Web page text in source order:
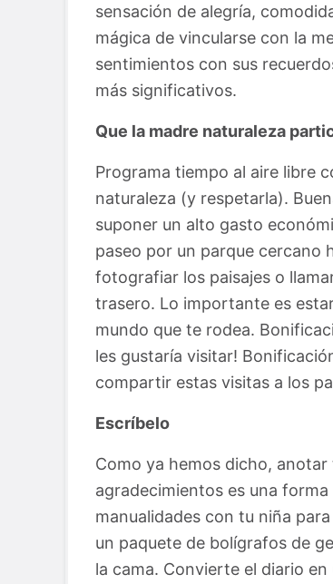
sensación de alegría,
mágica de vincularse con la
sentimientos con sus
más significativos.
Que la madre naturaleza
Programa tiempo al aire libre
naturaleza (y respetarla).
suponer un alto gasto
paseo por un parque cercano
fotografiar los paisajes o
trasero. Lo importante es
mundo que te rodea.
les gustaría visitar!
compartir estas visitas a los
Escríbelo
Como ya hemos dicho,
agradecimientos es una
manualidades con tu niña
un paquete de bolígrafos de
la cama. Convierte el diario